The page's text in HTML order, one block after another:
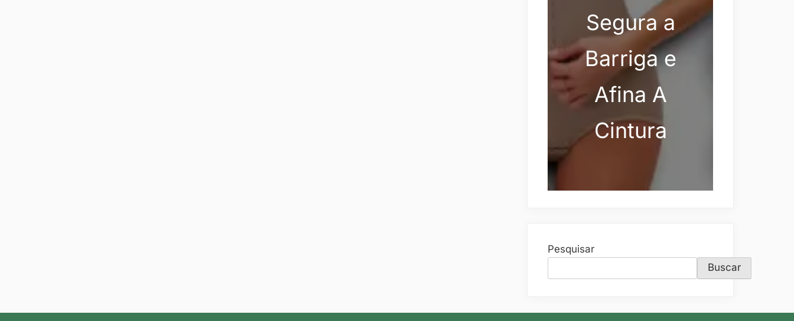
Segura a
Barriga e
Afina A
Cintura
Pesquisar
Buscar